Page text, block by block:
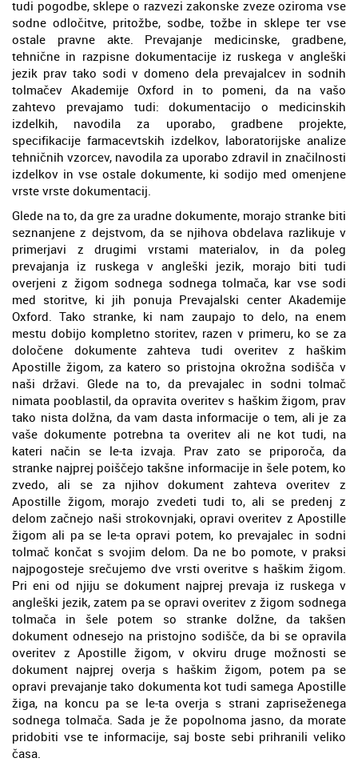
tudi pogodbe, sklepe o razvezi zakonske zveze oziroma vse
sodne odločitve, pritožbe, sodbe, tožbe in sklepe ter vse
ostale pravne akte. Prevajanje medicinske, gradbene,
tehnične in razpisne dokumentacije iz ruskega v angleški
jezik prav tako sodi v domeno dela prevajalcev in sodnih
tolmačev Akademije Oxford in to pomeni, da na vašo
zahtevo prevajamo tudi: dokumentacijo o medicinskih
izdelkih, navodila za uporabo, gradbene projekte,
specifikacije farmacevtskih izdelkov, laboratorijske analize
tehničnih vzorcev, navodila za uporabo zdravil in značilnosti
izdelkov in vse ostale dokumente, ki sodijo med omenjene
vrste vrste dokumentacij.
Glede na to, da gre za uradne dokumente, morajo stranke biti
seznanjene z dejstvom, da se njihova obdelava razlikuje v
primerjavi z drugimi vrstami materialov, in da poleg
prevajanja iz ruskega v angleški jezik, morajo biti tudi
overjeni z žigom sodnega sodnega tolmača, kar vse sodi
med storitve, ki jih ponuja Prevajalski center Akademije
Oxford. Tako stranke, ki nam zaupajo to delo, na enem
mestu dobijo kompletno storitev, razen v primeru, ko se za
določene dokumente zahteva tudi overitev z haškim
Apostille žigom, za katero so pristojna okrožna sodišča v
naši državi. Glede na to, da prevajalec in sodni tolmač
nimata pooblastil, da opravita overitev s haškim žigom, prav
tako nista dolžna, da vam dasta informacije o tem, ali je za
vaše dokumente potrebna ta overitev ali ne kot tudi, na
kateri način se le-ta izvaja. Prav zato se priporoča, da
stranke najprej poiščejo takšne informacije in šele potem, ko
zvedo, ali se za njihov dokument zahteva overitev z
Apostille žigom, morajo zvedeti tudi to, ali se predenj z
delom začnejo naši strokovnjaki, opravi overitev z Apostille
žigom ali pa se le-ta opravi potem, ko prevajalec in sodni
tolmač končat s svojim delom. Da ne bo pomote, v praksi
najpogosteje srečujemo dve vrsti overitve s haškim žigom.
Pri eni od njiju se dokument najprej prevaja iz ruskega v
angleški jezik, zatem pa se opravi overitev z žigom sodnega
tolmača in šele potem so stranke dolžne, da takšen
dokument odnesejo na pristojno sodišče, da bi se opravila
overitev z Apostille žigom, v okviru druge možnosti se
dokument najprej overja s haškim žigom, potem pa se
opravi prevajanje tako dokumenta kot tudi samega Apostille
žiga, na koncu pa se le-ta overja s strani zapriseženega
sodnega tolmača. Sada je že popolnoma jasno, da morate
pridobiti vse te informacije, saj boste sebi prihranili veliko
časa.